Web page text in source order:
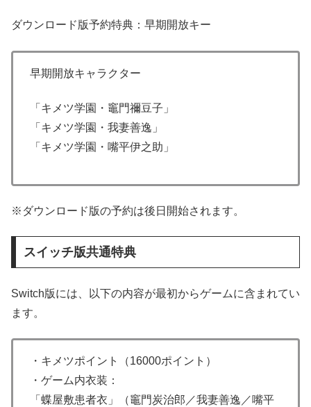
ダウンロード版予約特典：早期開放キー
早期開放キャラクター
「キメツ学園・竈門禰豆子」
「キメツ学園・我妻善逸」
「キメツ学園・嘴平伊之助」
※ダウンロード版の予約は後日開始されます。
スイッチ版共通特典
Switch版には、以下の内容が最初からゲームに含まれてい
ます。
・キメツポイント（16000ポイント）
・ゲーム内衣装：
「蝶屋敷患者衣」（竈門炭治郎／我妻善逸／嘴平